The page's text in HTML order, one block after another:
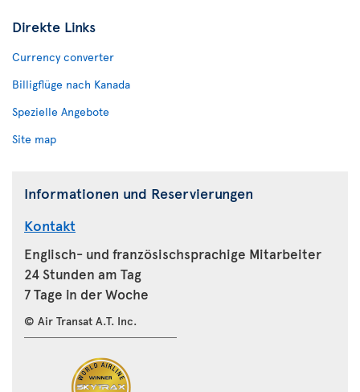
Direkte Links
Currency converter
Billigflüge nach Kanada
Spezielle Angebote
Site map
Informationen und Reservierungen
Kontakt
Englisch- und französischsprachige Mitarbeiter
24 Stunden am Tag
7 Tage in der Woche
© Air Transat A.T. Inc.